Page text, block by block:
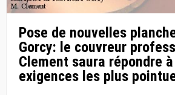
Pose de nouvelles
Gorcy: le couvreur
Clement saura répondre
exigences les plus